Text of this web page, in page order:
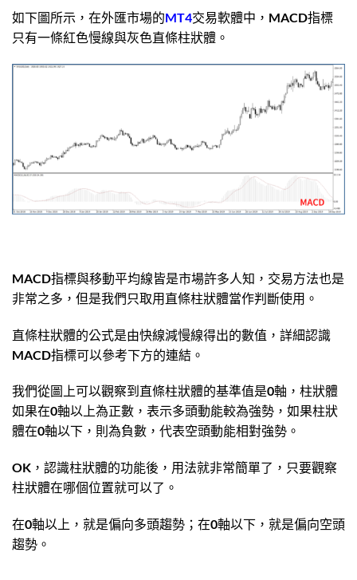
如下圖所示，在外匯市場的MT4交易軟體中，MACD指標
只有一條紅色慢線與灰色直條柱狀體。
MACD指標與移動平均線皆是市場許多人知，交易方法也是
非常之多，但是我們只取用直條柱狀體當作判斷使用。
直條柱狀體的公式是由快線減慢線得出的數值，詳細認識
MACD指標可以參考下方的連結。
我們從圖上可以觀察到直條柱狀體的基準值是0軸，柱狀體
如果在0軸以上為正數，表示多頭動能較為強勢，如果柱狀
體在0軸以下，則為負數，代表空頭動能相對強勢。
OK，認識柱狀體的功能後，用法就非常簡單了，只要觀察
柱狀體在哪個位置就可以了。
在0軸以上，就是偏向多頭趨勢；在0軸以下，就是偏向空頭
趨勢。